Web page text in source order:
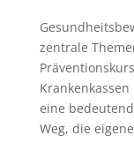
zentrale
eine
Weg, die